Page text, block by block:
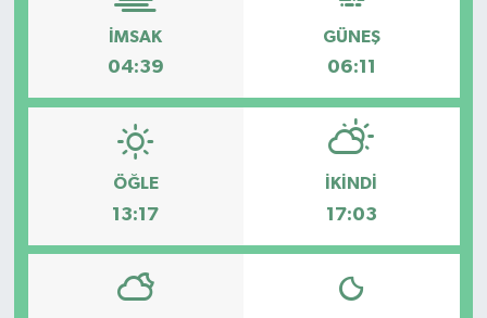
İMSAK
04:39
GÜNEŞ
06:11
ÖĞLE
13:17
İKINDI
17:03